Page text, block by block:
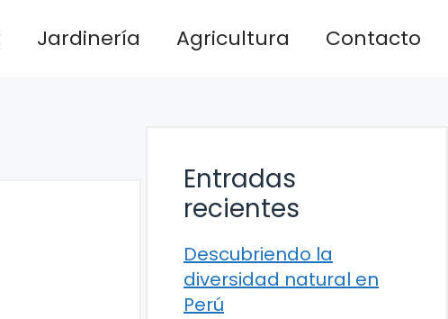
Jardinería Agricultura Contacto
Entradas
recientes
Descubriendo la
diversidad natural en
Perú